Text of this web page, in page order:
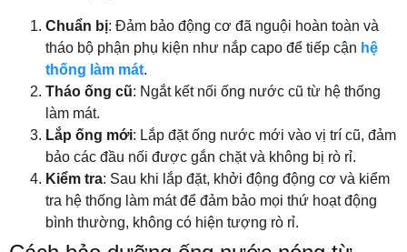
Chuẩn bị: Đảm bảo động cơ đã nguội hoàn toàn và
tháo bộ phận phụ kiện như nắp capo để tiếp cận hệ
thống làm mát.
Tháo ống cũ: Ngắt kết nối ống nước cũ từ hệ thống
làm mát.
Lắp ống mới: Lắp đặt ống nước mới vào vị trí cũ, đảm
bảo các đầu nối được gắn chặt và không bị rò rỉ.
Kiểm tra: Sau khi lắp đặt, khởi động động cơ và kiểm
tra hệ thống làm mát để đảm bảo mọi thứ hoạt động
bình thường, không có hiện tượng rò rỉ.